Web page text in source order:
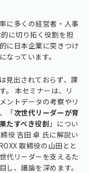
に多くの経営者・人事
に切り拓く役割を担
に日本企業に突きつけ
っています。
見出されておらず、課
。 本セミナーは、リ
ントデータの考察やリ
「次世代リーダーが育
たすべき役割 」につい
役 吉田 卓 氏に解説い
取締役の山田とと
代リーダーを支えるた
し、議論を深めます。